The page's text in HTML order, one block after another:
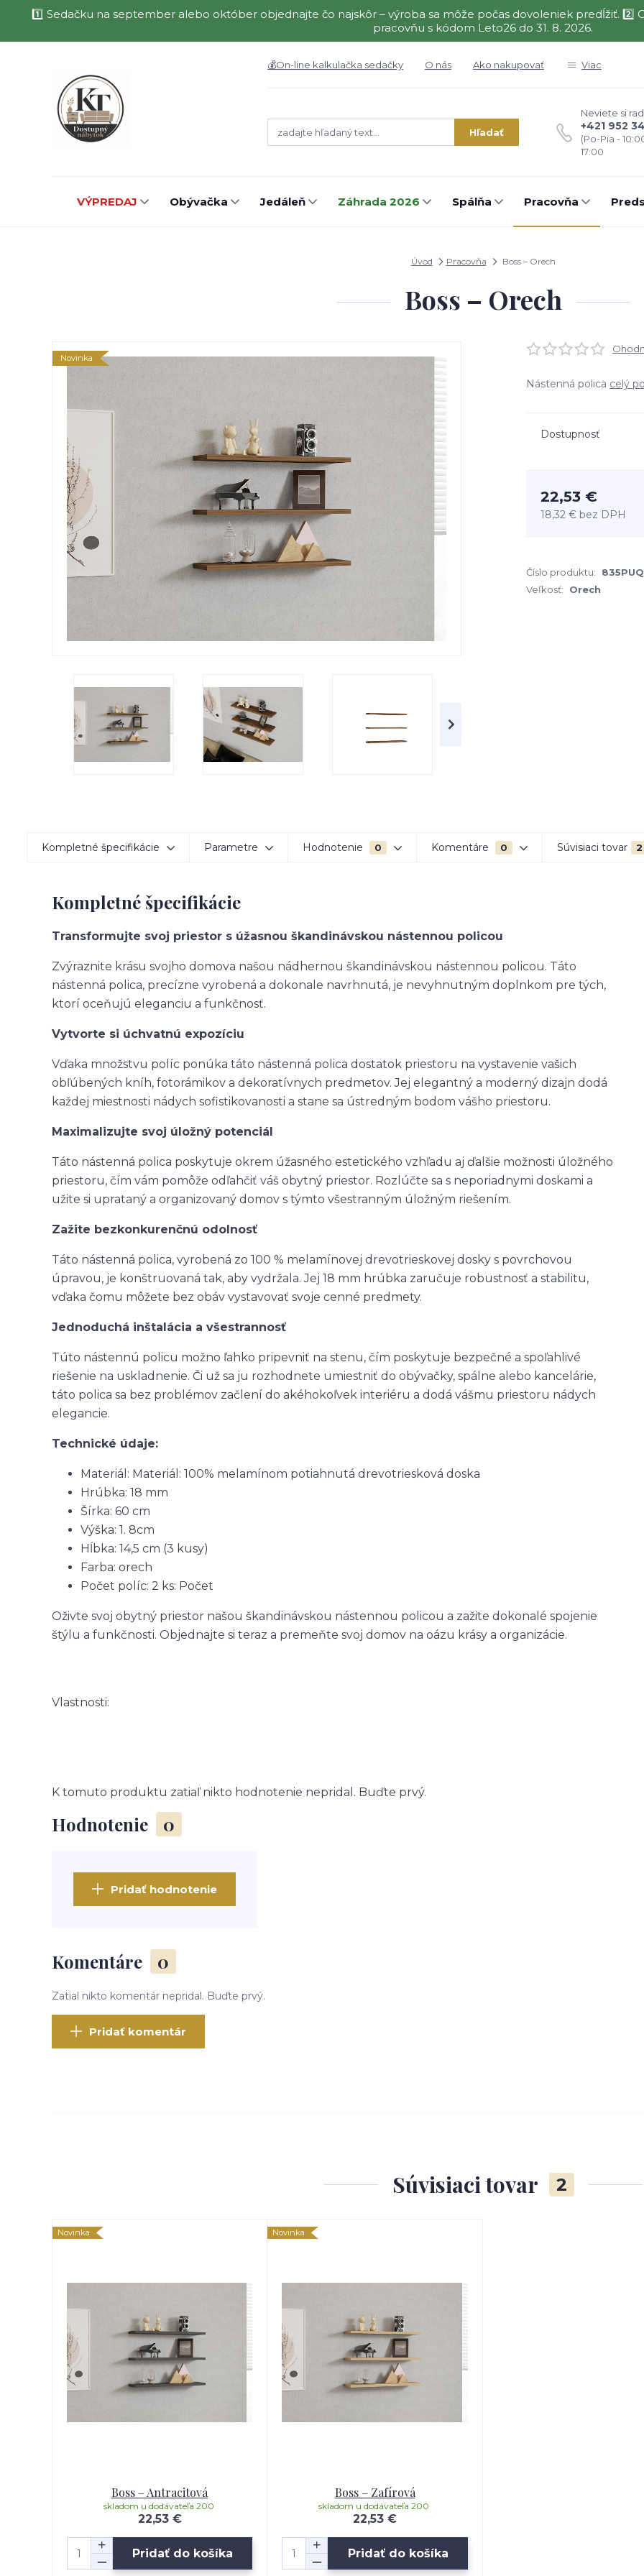
1️⃣ Sedačku na september alebo október objednajte čo najskôr – výroba sa môže počas dovoleniek predĺžiť. 2️⃣
pracovňu s kódom Leto26 do 31. 8. 2026.
💰On-line kalkulačka sedačky O nás Ako nakupovať Viac
Hľadať
Neviete si
+421 952
(Po-Pia -
17:00
VÝPREDAJ Obývačka Jedáleň Záhrada 2026 Spálňa Pracovňa
Úvod Pracovňa Boss – Orech
Boss – Orech
Novinka
Nástenná polica celý
Dostupnosť
22,53 €
18,32 € bez DPH
Číslo produktu:
Veľkosť:
Orech
Kompletné špecifikácie Parametre Hodnotenie 0 Komentáre 0 Súvisiaci tovar 2
Kompletné špecifikácie
Transformujte svoj priestor s úžasnou škandinávskou nástennou policou
Zvýraznite krásu svojho domova našou nádhernou škandinávskou nástennou policou. Táto
nástenná polica, precízne vyrobená a dokonale navrhnutá, je nevyhnutným doplnkom pre tých,
ktorí oceňujú eleganciu a funkčnosť.
Vytvorte si úchvatnú expozíciu
Vďaka množstvu políc ponúka táto nástenná polica dostatok priestoru na vystavenie vašich
obľúbených kníh, fotorámikov a dekoratívnych predmetov. Jej elegantný a moderný dizajn dodá
každej miestnosti nádych sofistikovanosti a stane sa ústredným bodom vášho priestoru.
Maximalizujte svoj úložný potenciál
Táto nástenná polica poskytuje okrem úžasného estetického vzhľadu aj ďalšie možnosti úložného
priestoru, čím vám pomôže odľahčiť váš obytný priestor. Rozlúčte sa s neporiadnymi doskami a
užite si uprataný a organizovaný domov s týmto všestranným úložným riešením.
Zažite bezkonkurenčnú odolnosť
Táto nástenná polica, vyrobená zo 100 % melamínovej drevotrieskovej dosky s povrchovou
úpravou, je konštruovaná tak, aby vydržala. Jej 18 mm hrúbka zaručuje robustnosť a stabilitu,
vďaka čomu môžete bez obáv vystavovať svoje cenné predmety.
Jednoduchá inštalácia a všestrannosť
Túto nástennú policu možno ľahko pripevniť na stenu, čím poskytuje bezpečné a spoľahlivé
riešenie na uskladnenie. Či už sa ju rozhodnete umiestniť do obývačky, spálne alebo kancelárie,
táto polica sa bez problémov začlení do akéhokoľvek interiéru a dodá vášmu priestoru nádych
elegancie.
Technické údaje:
Materiál: Materiál: 100% melamínom potiahnutá drevotriesková doska
Hrúbka: 18 mm
Šírka: 60 cm
Výška: 1. 8cm
Hĺbka: 14,5 cm (3 kusy)
Farba: orech
Počet políc: 2 ks: Počet
Oživte svoj obytný priestor našou škandinávskou nástennou policou a zažite dokonalé spojenie
štýlu a funkčnosti. Objednajte si teraz a premeňte svoj domov na oázu krásy a organizácie.
Vlastnosti:
Hodnotenie 0
K tomuto produktu zatiaľ nikto hodnotenie nepridal. Buďte prvý.
Pridať hodnotenie
Komentáre 0
Zatial nikto komentár nepridal. Buďte prvý.
Pridať komentár
Súvisiaci tovar 2
Novinka
Boss – Antracitová
22,53 €
skladom u dodávateľa 200
Pridať do košíka
Novinka
Boss – Zafírová
22,53 €
skladom u dodávateľa 200
Pridať do košíka